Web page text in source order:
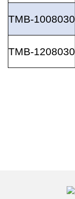
TMB-1008030
TMB-1208030